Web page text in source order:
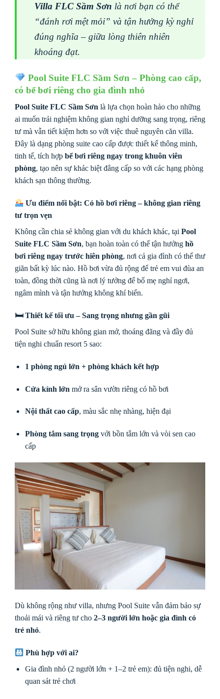
Villa FLC Sầm Sơn là nơi bạn có thể
“đánh rơi mệt mỏi” và tận hưởng kỳ nghỉ
đúng nghĩa – giữa lòng thiên nhiên
khoáng đạt.
Pool Suite FLC Sầm Sơn – Phòng cao cấp,
có bể bơi riêng cho gia đình nhỏ
Pool Suite FLC Sầm Sơn là lựa chọn hoàn hảo cho những
ai muốn trải nghiệm không gian nghỉ dưỡng sang trọng, riêng
tư mà vẫn tiết kiệm hơn so với việc thuê nguyên căn villa.
Đây là dạng phòng suite cao cấp được thiết kế thông minh,
tinh tế, tích hợp bể bơi riêng ngay trong khuôn viên
phòng, tạo nên sự khác biệt đẳng cấp so với các hạng phòng
khách sạn thông thường.
Ưu điểm nổi bật: Có hồ bơi riêng – không gian riêng
tư trọn vẹn
Không cần chia sẻ không gian với du khách khác, tại Pool
Suite FLC Sầm Sơn, bạn hoàn toàn có thể tận hưởng hồ
bơi riêng ngay trước hiên phòng, nơi cả gia đình có thể thư
giãn bất kỳ lúc nào. Hồ bơi vừa đủ rộng để trẻ em vui đùa an
toàn, đồng thời cũng là nơi lý tưởng để bố mẹ nghỉ ngơi,
ngâm mình và tận hưởng không khí biển.
🛏 Thiết kế tối ưu – Sang trọng nhưng gần gũi
Pool Suite sở hữu không gian mở, thoáng đãng và đầy đủ
tiện nghi chuẩn resort 5 sao:
1 phòng ngủ lớn + phòng khách kết hợp
Cửa kính lớn mở ra sân vườn riêng có hồ bơi
Nội thất cao cấp, màu sắc nhẹ nhàng, hiện đại
Phòng tắm sang trọngvới bồn tắm lớn và vòi sen cao
cấp
Dù không rộng như villa, nhưng Pool Suite vẫn đảm bảo sự
thoải mái và riêng tư cho 2–3 người lớn hoặc gia đình có
trẻ nhỏ.
Phù hợp với ai?
Gia đình nhỏ (2 người lớn + 1–2 trẻ em): đủ tiện nghi, dễ
quan sát trẻ chơi